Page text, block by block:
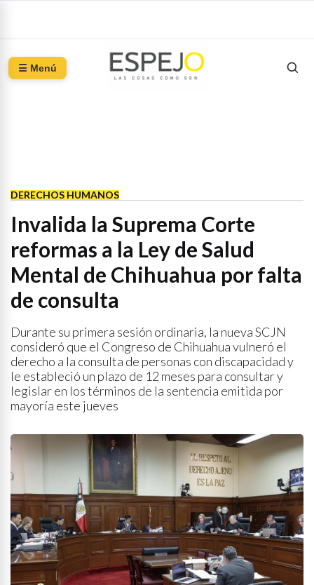
☰ Menú
DERECHOS HUMANOS
Invalida la Suprema Corte
reformas a la Ley de Salud
Mental de Chihuahua por falta
de consulta
Durante su primera sesión ordinaria, la nueva SCJN
consideró que el Congreso de Chihuahua vulneró el
derecho a la consulta de personas con discapacidad y
le estableció un plazo de 12 meses para consultar y
legislar en los términos de la sentencia emitida por
mayoría este jueves